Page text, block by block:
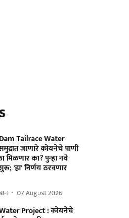
Tailrace Water
जाणारे कोयनेचे पाणी
मिळणार का? पुन्हा नवे
'हा' निर्णय ठरवणार
07 August 2026
Project : कोयनेचे